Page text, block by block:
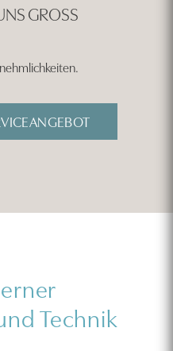
GROSS G
Technik